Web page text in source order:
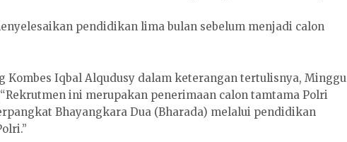
pendidikan lima bulan sebelum menjadi calon
Kombes Iqbal Alqudusy dalam keterangan tertulisnya, Minggu
ini merupakan penerimaan calon tamtama Polri
Bhayangkara Dua (Bharada) melalui pendidikan